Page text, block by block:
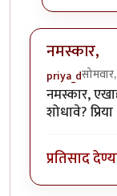
नमस्कार,
priya_d
नमस्कार,
शोधावे? प्रिया
प्रतिसाद